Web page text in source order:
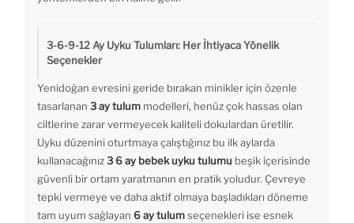
3-6-9-12 Ay Uyku Tulumları: Her İhtiyaca Yönelik
Seçenekler
Yenidoğan evresini geride bırakan minikler için özenle
tasarlanan 3 ay tulum modelleri, henüz çok hassas olan
ciltlerine zarar vermeyecek kaliteli dokulardan üretilir.
Uyku düzenini oturtmaya çalıştığınız bu ilk aylarda
kullanacağınız3 6 ay bebek uyku tulumu beşik içerisinde
güvenli bir ortam yaratmanın en pratik yoludur. Çevreye
tepki vermeye ve daha aktif olmaya başladıkları döneme
tam uyum sağlayan 6 ay tulumseçenekleri ise esnek